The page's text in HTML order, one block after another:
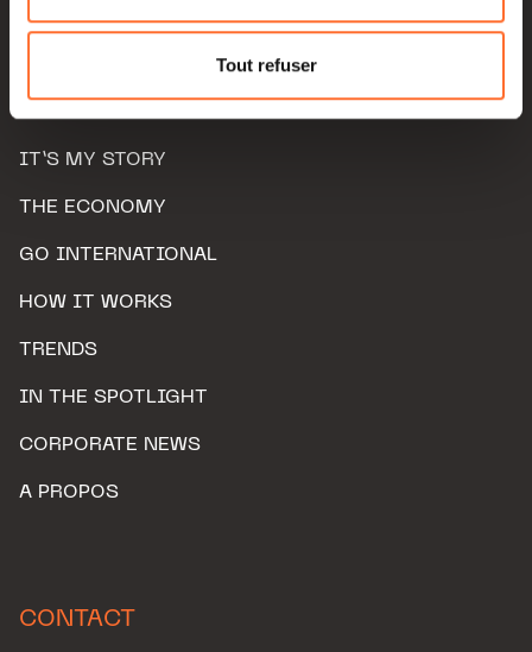
Pour de plus amples informations sur la manière dont
nous utilisons lescookies et sommes amenés à traiter
Charte d’usage des cookieset notrePolitique de
protection des données personnelles.
Tout refuser
IT’S MY STORY
THE ECONOMY
GO INTERNATIONAL
HOW IT WORKS
TRENDS
IN THE SPOTLIGHT
CORPORATE NEWS
A PROPOS
CONTACT